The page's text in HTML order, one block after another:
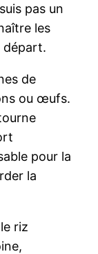
pas un
les
départ.
de
ou œufs.
pour la
la
riz